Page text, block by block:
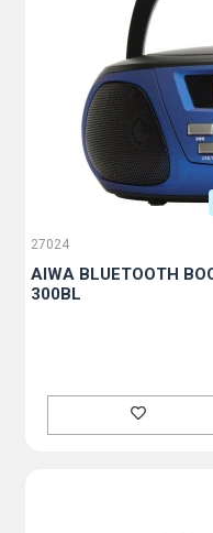
27024
AIWA BLUETOOTH
300BL